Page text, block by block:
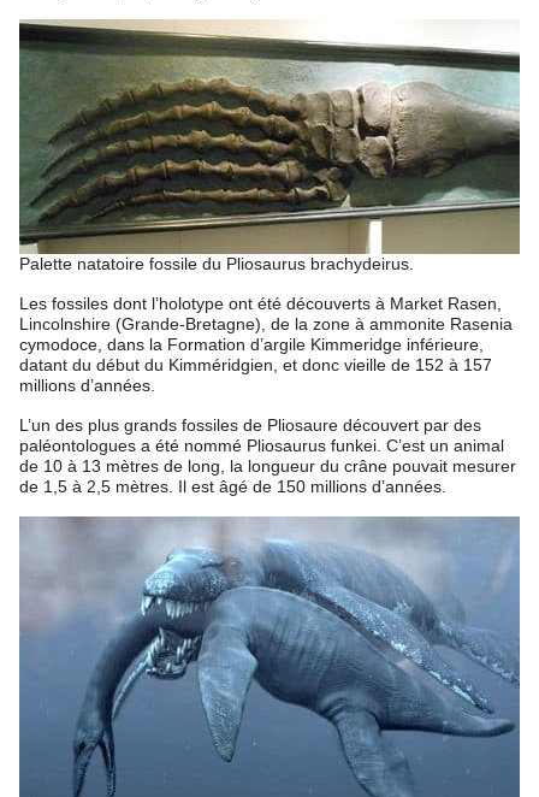
Palette natatoire fossile du Pliosaurus brachydeirus.
Les fossiles dont l’holotype ont été découverts à Market Rasen,
Lincolnshire (Grande-Bretagne), de la zone à ammonite Rasenia
cymodoce, dans la Formation d’argile Kimmeridge inférieure,
datant du début du Kimméridgien, et donc vieille de 152 à 157
millions d’années.
L’un des plus grands fossiles de Pliosaure découvert par des
paléontologues a été nommé Pliosaurus funkei. C’est un animal
de 10 à 13 mètres de long, la longueur du crâne pouvait mesurer
de 1,5 à 2,5 mètres. Il est âgé de 150 millions d’années.